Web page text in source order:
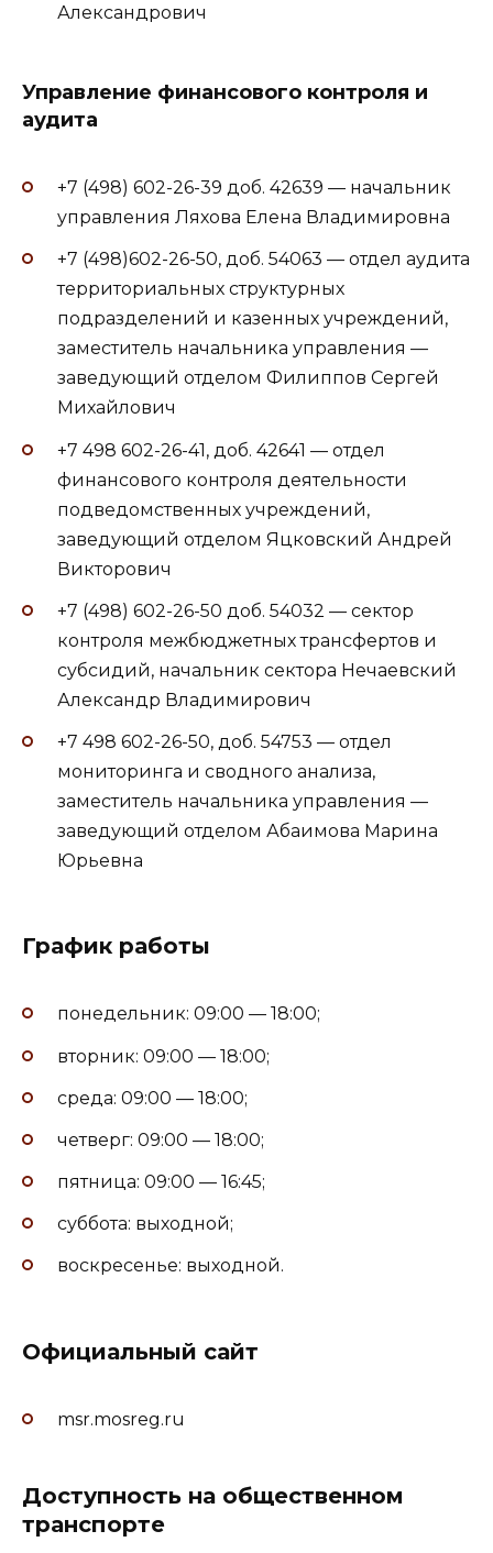
Александрович
Управление финансового контроля и
аудита
+7 (498) 602-26-39 доб. 42639 — начальник
управления Ляхова Елена Владимировна
+7 (498)602-26-50, доб. 54063 — отдел аудита
территориальных структурных
подразделений и казенных учреждений,
заместитель начальника управления —
заведующий отделом Филиппов Сергей
Михайлович
+7 498 602-26-41, доб. 42641 — отдел
финансового контроля деятельности
подведомственных учреждений,
заведующий отделом Яцковский Андрей
Викторович
+7 (498) 602-26-50 доб. 54032 — сектор
контроля межбюджетных трансфертов и
субсидий, начальник сектора Нечаевский
Александр Владимирович
+7 498 602-26-50, доб. 54753 — отдел
мониторинга и сводного анализа,
заместитель начальника управления —
заведующий отделом Абаимова Марина
Юрьевна
График работы
понедельник: 09:00 — 18:00;
вторник: 09:00 — 18:00;
среда: 09:00 — 18:00;
четверг: 09:00 — 18:00;
пятница: 09:00 — 16:45;
суббота: выходной;
воскресенье: выходной.
Официальный сайт
msr.mosreg.ru
Доступность на общественном
транспорте